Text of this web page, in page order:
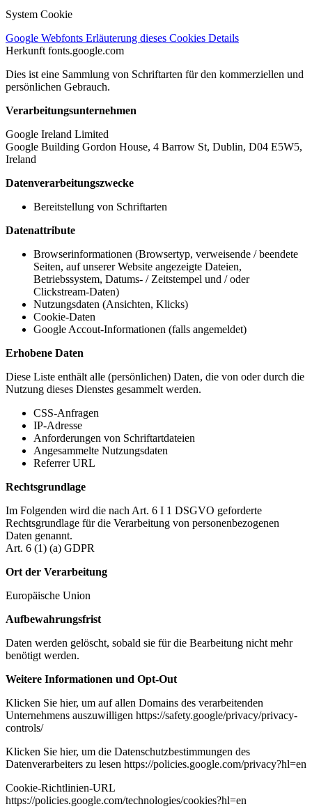
System Cookie
Google Webfonts Erläuterung dieses Cookies Details
Herkunft fonts.google.com
Dies ist eine Sammlung von Schriftarten für den kommerziellen und
persönlichen Gebrauch.
Verarbeitungsunternehmen
Google Ireland Limited
Google Building Gordon House, 4 Barrow St, Dublin, D04 E5W5,
Ireland
Datenverarbeitungszwecke
Bereitstellung von Schriftarten
Datenattribute
Browserinformationen (Browsertyp, verweisende / beendete
Seiten, auf unserer Website angezeigte Dateien,
Betriebssystem, Datums- / Zeitstempel und / oder
Clickstream-Daten)
Nutzungsdaten (Ansichten, Klicks)
Cookie-Daten
Google Accout-Informationen (falls angemeldet)
Erhobene Daten
Diese Liste enthält alle (persönlichen) Daten, die von oder durch die
Nutzung dieses Dienstes gesammelt werden.
CSS-Anfragen
IP-Adresse
Anforderungen von Schriftartdateien
Angesammelte Nutzungsdaten
Referrer URL
Rechtsgrundlage
Im Folgenden wird die nach Art. 6 I 1 DSGVO geforderte
Rechtsgrundlage für die Verarbeitung von personenbezogenen
Daten genannt.
Art. 6 (1) (a) GDPR
Ort der Verarbeitung
Europäische Union
Aufbewahrungsfrist
Daten werden gelöscht, sobald sie für die Bearbeitung nicht mehr
benötigt werden.
Weitere Informationen und Opt-Out
Klicken Sie hier, um auf allen Domains des verarbeitenden
Unternehmens auszuwilligen https://safety.google/privacy/privacy-
controls/
Klicken Sie hier, um die Datenschutzbestimmungen des
Datenverarbeiters zu lesen https://policies.google.com/privacy?hl=en
Cookie-Richtlinien-URL
https://policies.google.com/technologies/cookies?hl=en